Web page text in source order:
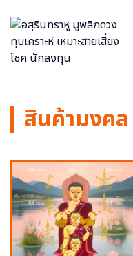
สินค้ามงคล